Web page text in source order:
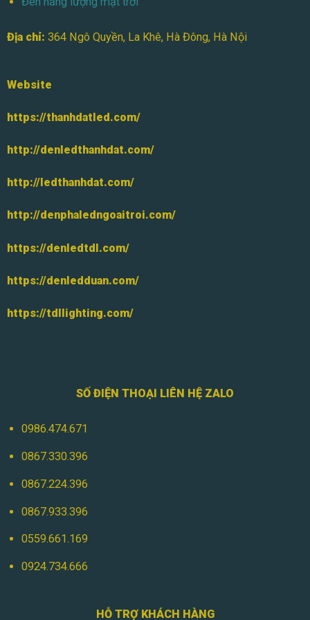
Địa chỉ: 364 Ngô Quyền, La Khê, Hà Đông, Hà Nội
Website
https://thanhdatled.com/
http://denledthanhdat.com/
http://ledthanhdat.com/
http://denphaledngoaitroi.com/
https://denledtdl.com/
https://denledduan.com/
https://tdllighting.com/
SỐ ĐIỆN THOẠI LIÊN HỆ ZALO
0986.474.671
0867.330.396
0867.224.396
0867.933.396
0559.661.169
0924.734.666
HỖ TRỢ KHÁCH HÀNG